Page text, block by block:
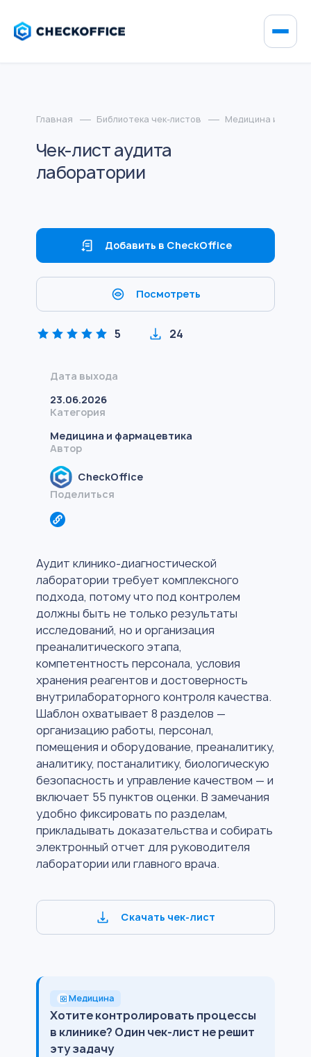
Главная Библиотека чек-листов Медицина и
Чек-лист аудита
лаборатории
Добавить в CheckOffice
Посмотреть
5 24
Дата выхода
23.06.2026
Категория
Медицина и фармацевтика
Автор
CheckOffice
Поделиться
Аудит клинико-диагностической
лаборатории требует комплексного
подхода, потому что под контролем
должны быть не только результаты
исследований, но и организация
преаналитического этапа,
компетентность персонала, условия
хранения реагентов и достоверность
внутрилабораторного контроля качества.
Шаблон охватывает 8 разделов —
организацию работы, персонал,
помещения и оборудование, преаналитику,
аналитику, постаналитику, биологическую
безопасность и управление качеством — и
включает 55 пунктов оценки. В замечания
удобно фиксировать по разделам,
прикладывать доказательства и собирать
электронный отчет для руководителя
лаборатории или главного врача.
Скачать чек-лист
Медицина
Хотите контролировать процессы
в клинике? Один чек-лист не решит
эту задачу